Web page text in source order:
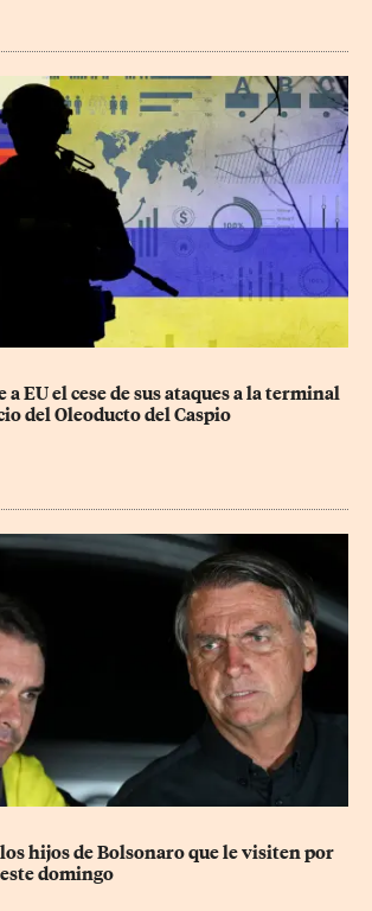
EU el cese de sus ataques a la terminal
del Oleoducto del Caspio
hijos de Bolsonaro que le visiten por
domingo